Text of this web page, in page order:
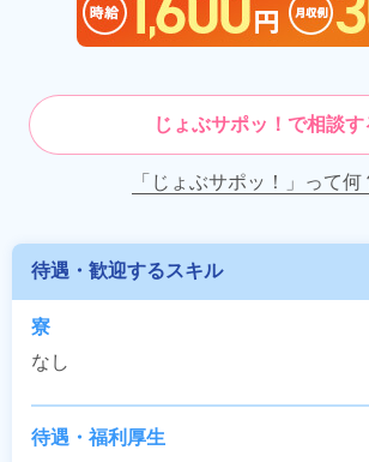
じょぶサポッ！で相談す
「じょぶサポッ！」って何
待遇・歓迎するスキル
寮
なし
待遇・福利厚生